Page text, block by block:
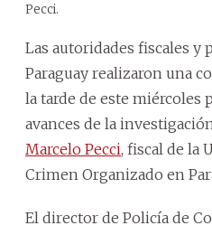
Pecci.
Las autoridades fiscales y
Paraguay realizaron una
la tarde de este miércoles
avances de la
Marcelo Pecci, fiscal de la
Crimen Organizado en
El director de Policía de